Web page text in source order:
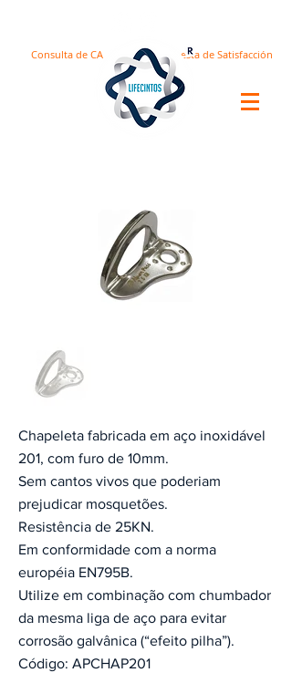
Encuesta de Satisfacción
Consulta de CA
Chapeleta fabricada em aço inoxidável
201, com furo de 10mm.
Sem cantos vivos que poderiam
prejudicar mosquetões.
Resistência de 25KN.
Em conformidade com a norma
européia EN795B.
Utilize em combinação com chumbador
da mesma liga de aço para evitar
corrosão galvânica (“efeito pilha”).
Código: APCHAP201